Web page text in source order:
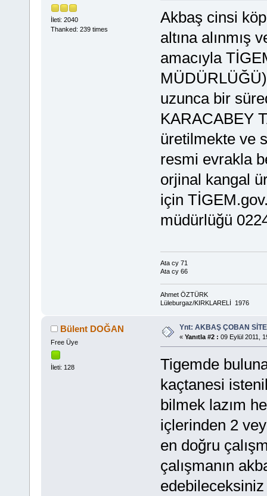
İleti: 2040
Thanked: 239 times
Akbaş cinsi
altına alınmış
amacıyla
uzunca bir
KARACABEY
üretilmekte ve
resmi evrakla
orjinal kangal
için
müdürlüğü
Ata cy 71
Ata cy 66
Ahmet ÖZTÜRK
Lüleburgaz/KIRKLARELİ 1976
Bülent DOĞAN
Free Üye
İleti: 128
Ynt: AKBAŞ ÇOBAN
« Yanıtla #2 : 09 Eylül 2011,
Tigemde
kaçtanesi
bilmek lazım
içlerinden 2
en doğru
çalışmanın